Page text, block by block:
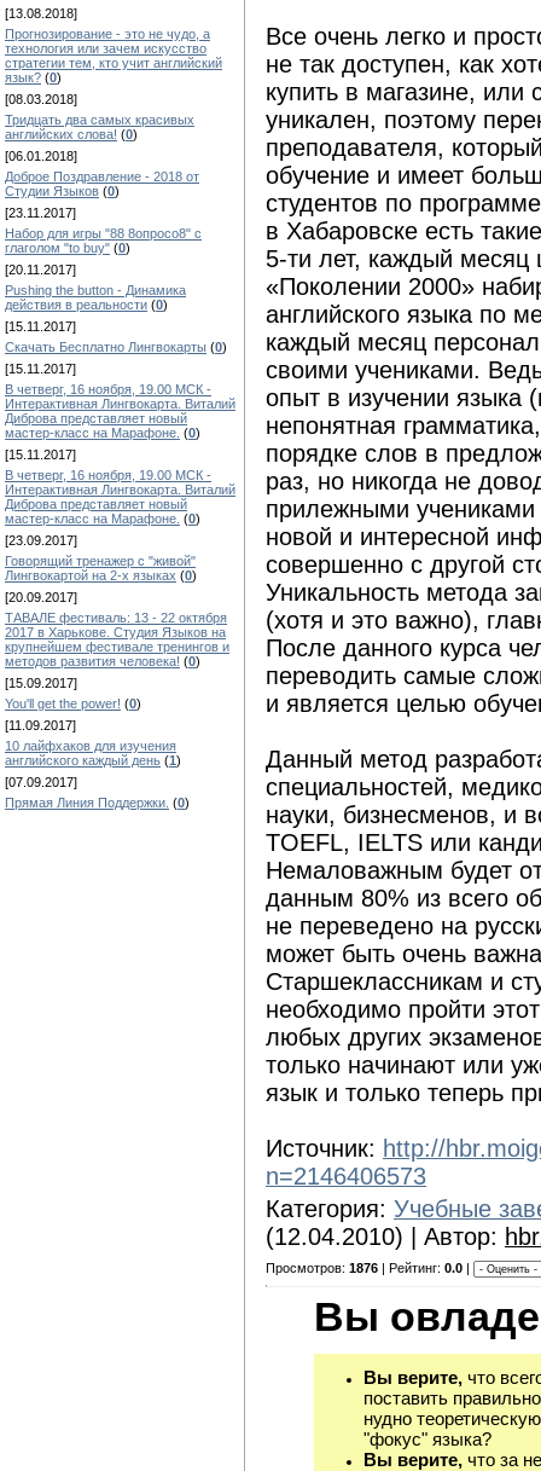
[13.08.2018]
Прогнозирование - это не чудо, а
технология или зачем искусство
стратегии тем, кто учит английский
язык? (0)
[08.03.2018]
Тридцать два самых красивых
английских слова! (0)
[06.01.2018]
Доброе Поздравление - 2018 от
Студии Языков (0)
[23.11.2017]
Набор для игры "88 8опросо8" с
глаголом "to buy" (0)
[20.11.2017]
Pushing the button - Динамика
действия в реальности (0)
[15.11.2017]
Скачать Бесплатно Лингвокарты (0)
[15.11.2017]
В четверг, 16 ноября, 19.00 МСК -
Интерактивная Лингвокарта. Виталий
Диброва представляет новый
мастер-класс на Марафоне. (0)
[15.11.2017]
В четверг, 16 ноября, 19.00 МСК -
Интерактивная Лингвокарта. Виталий
Диброва представляет новый
мастер-класс на Марафоне. (0)
[23.09.2017]
Говорящий тренажер с "живой"
Лингвокартой на 2-х языках (0)
[20.09.2017]
ТАВАЛЕ фестиваль: 13 - 22 октября
2017 в Харькове. Студия Языков на
крупнейшем фестивале тренингов и
методов развития человека! (0)
[15.09.2017]
You'll get the power! (0)
[11.09.2017]
10 лайфхаков для изучения
английского каждый день (1)
[07.09.2017]
Прямая Линия Поддержки. (0)
Все очень легко и
не так доступен, как
купить в магазине, или
уникален, поэтому
преподавателя,
обучение и имеет
студентов по
в Хабаровске есть
5-ти лет, каждый месяц
«Поколении 2000»
английского языка по
каждый месяц
своими учениками.
опыт в изучении языка
непонятная
порядке слов в
раз, но никогда не
прилежными
новой и интересной
совершенно с другой
Уникальность метода
(хотя и это важно),
После данного курса
переводить самые
и является целью
Данный метод
специальностей,
науки, бизнесменов, и
TOEFL, IELTS или
Немаловажным будет
данным 80% из всего
не переведено на
может быть очень
Старшеклассникам и
необходимо пройти
любых других
только начинают или
язык и только теперь
Источник: http://
n=2146406573
Категория: Учебные
(12.04.2010) | Автор:
Просмотров: 1876 | Рейтинг: 0.0
Вы
Вы верите, что
поставить
нудно
"фокус" языка?
Вы верите, что за